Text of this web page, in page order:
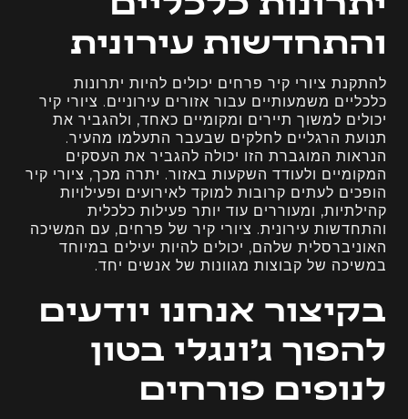
והתחדשות עירונית
להתקנת ציורי קיר פרחים יכולים להיות יתרונות
כלכליים משמעותיים עבור אזורים עירוניים. ציורי קיר
יכולים למשוך תיירים ומקומיים כאחד, ולהגביר את
תנועת הרגליים לחלקים שבעבר התעלמו מהעיר.
הנראות המוגברת הזו יכולה להגביר את העסקים
המקומיים ולעודד השקעות באזור. יתרה מכך, ציורי קיר
הופכים לעתים קרובות למוקד לאירועים ופעילויות
קהילתיות, ומעוררים עוד יותר פעילות כלכלית
והתחדשות עירונית. ציורי קיר של פרחים, עם המשיכה
האוניברסלית שלהם, יכולים להיות יעילים במיוחד
במשיכה של קבוצות מגוונות של אנשים יחד.
בקיצור אנחנו יודעים
להפוך ג'ונגלי בטון
לנופים פורחים